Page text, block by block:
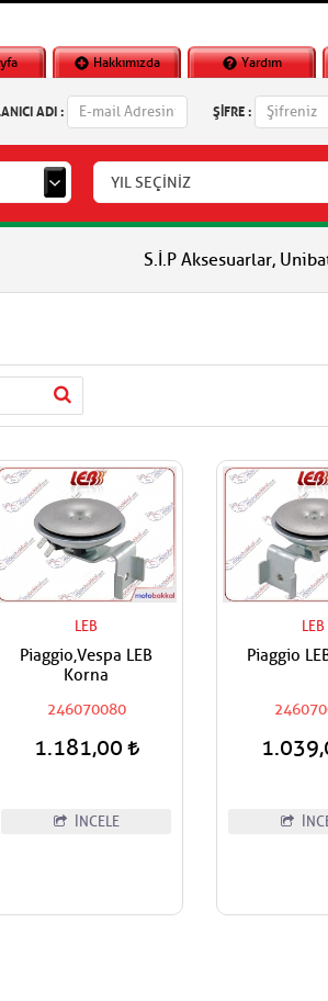
Hakkımızda Yardım
ADI : ŞİFRE :
YIL SEÇİNİZ
S.İ.P Aksesuarlar, Unibat
LEB
Piaggio,Vespa LEB
Korna
246070080
1.181,00
İNCELE
LEB
Piaggio